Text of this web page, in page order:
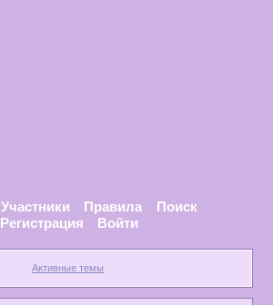
Участники Правила
Поиск
Регистрация
Войти
Активные темы